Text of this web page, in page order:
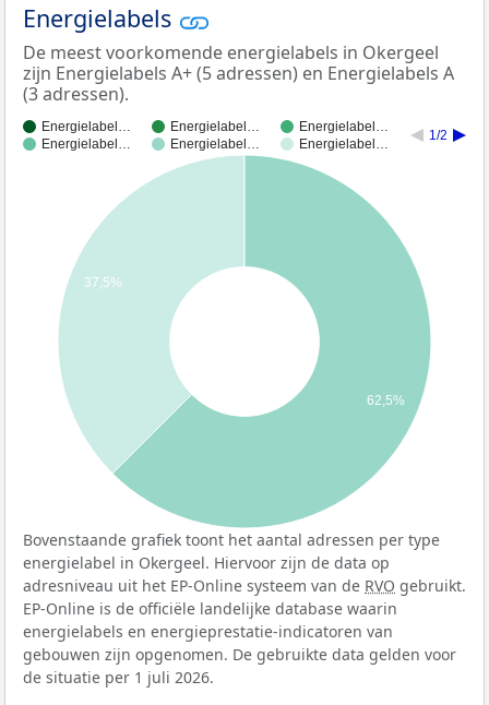
Energielabels
De meest voorkomende energielabels in Okergeel
zijn Energielabels A+ (5 adressen) en Energielabels A
(3 adressen).
Energielabel… Energielabel…
Energielabel…
Energielabel…
Energielabel… Energielabel…
1/2
37,5%
62,5%
Bovenstaande grafiek toont het aantal adressen per type
energielabel in Okergeel. Hiervoor zijn de data op
adresniveau uit het EP-Online systeem van de RVO gebruikt.
EP-Online is de officiële landelijke database waarin
energielabels en energieprestatie-indicatoren van
gebouwen zijn opgenomen. De gebruikte data gelden voor
de situatie per 1 juli 2026.